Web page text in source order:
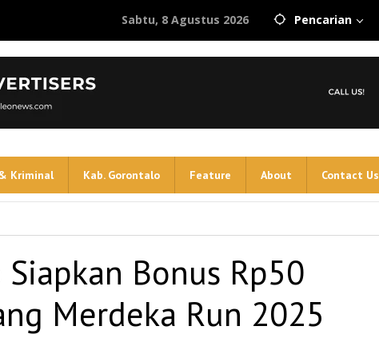
Sabtu, 8 Agustus 2026 Pencarian
Kriminal Kab. Gorontalo Feature About Contact Us
Bonus Rp50
Merdeka Run 2025